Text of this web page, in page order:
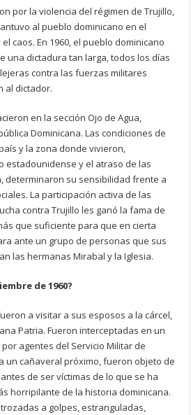
por la violencia del régimen de Trujillo,
al pueblo dominicano en el
caos. En 1960, el pueblo dominicano
una dictadura tan larga, todos los días
contra las fuerzas militares
al dictador.
en la sección Ojo de Agua,
Dominicana. Las condiciones de
y la zona donde vivieron,
estadounidense y el atraso de las
determinaron su sensibilidad frente a
La participación activa de las
contra Trujillo les ganó la fama de
que suficiente para que en cierta
ante un grupo de personas que sus
las hermanas Mirabal y la Iglesia.
de 1960?
a visitar a sus esposos a la cárcel,
Patria. Fueron interceptadas en un
agentes del Servicio Militar de
un cañaveral próximo, fueron objeto de
de ser víctimas de lo que se ha
horripilante de la historia dominicana.
a golpes, estranguladas,